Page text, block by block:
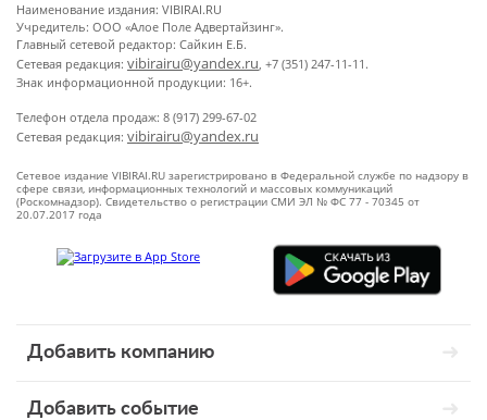
Наименование издания: VIBIRAI.RU
Учредитель: ООО «Алое Поле Адвертайзинг».
Главный сетевой редактор: Сайкин Е.Б.
Сетевая редакция: vibirairu@yandex.ru, +7 (351) 247-11-11.
Знак информационной продукции: 16+.
Телефон отдела продаж: 8 (917) 299-67-02
Сетевая редакция: vibirairu@yandex.ru
Сетевое издание VIBIRAI.RU зарегистрировано в Федеральной службе по надзору в
сфере связи, информационных технологий и массовых коммуникаций
(Роскомнадзор). Свидетельство о регистрации СМИ ЭЛ № ФС 77 - 70345 от
20.07.2017 года
Добавить компанию
Добавить событие